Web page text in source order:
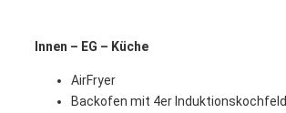
Innen – EG – Küche
AirFryer
Backofen mit 4er Induktionskochfeld